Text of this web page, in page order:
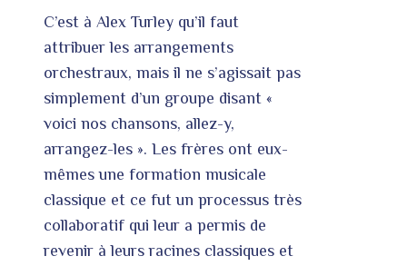
C’est à Alex Turley qu’il faut
attribuer les arrangements
orchestraux, mais il ne s’agissait pas
simplement d’un groupe disant «
voici nos chansons, allez-y,
arrangez-les ». Les frères ont eux-
mêmes une formation musicale
classique et ce fut un processus très
collaboratif qui leur a permis de
revenir à leurs racines classiques et